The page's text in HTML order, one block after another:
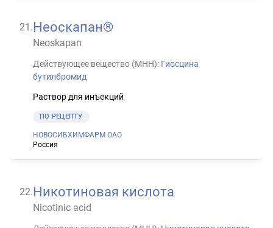
21 .Неоскапан®
Neoskapan
Действующее вещество (МНН): Гиосцина
бутилбромид
Раствор для инъекций
ПО РЕЦЕПТУ
НОВОСИБХИМФАРМ ОАО
Россия
22.Никотиновая кислота
Nicotinic acid